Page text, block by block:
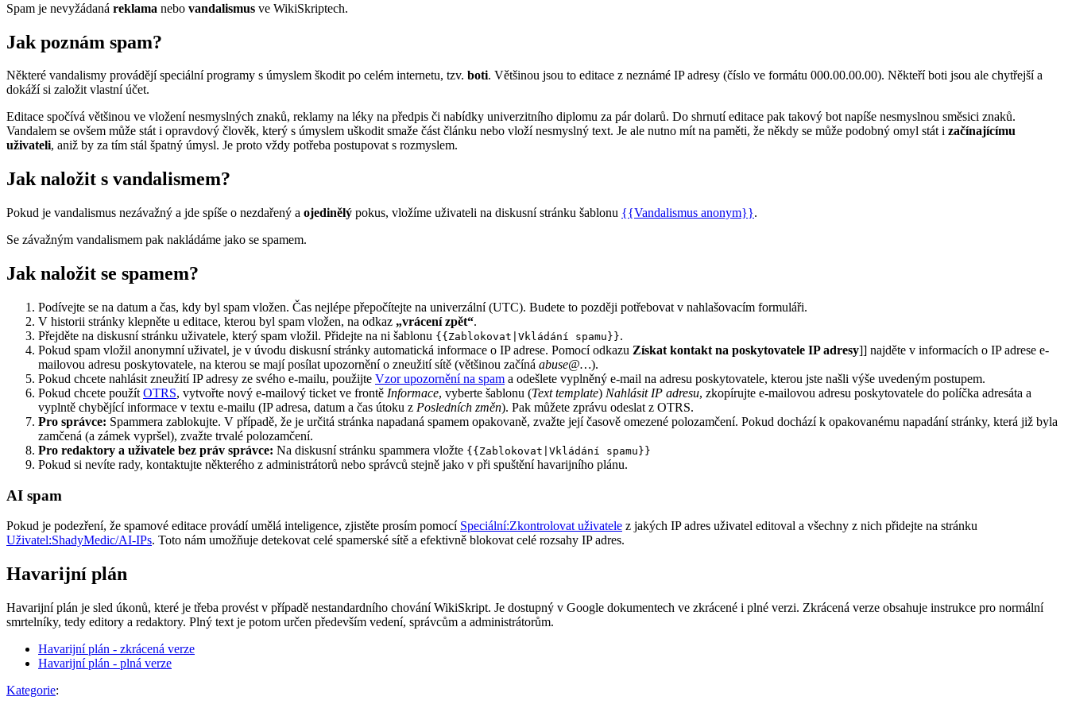
Spam je nevyžádaná reklama nebo vandalismus ve WikiSkriptech.
Jak poznám spam?
Některé vandalismy provádějí speciální programy s úmyslem škodit po celém internetu, tzv. boti. Většinou jsou to editace z neznámé IP adresy (číslo ve formátu 000.00.00.00). Někteří boti jsou ale chytřejší a
dokáží si založit vlastní účet.
Editace spočívá většinou ve vložení nesmyslných znaků, reklamy na léky na předpis či nabídky univerzitního diplomu za pár dolarů. Do shrnutí editace pak takový bot napíše nesmyslnou směsici znaků.
Vandalem se ovšem může stát i opravdový člověk, který s úmyslem uškodit smaže část článku nebo vloží nesmyslný text. Je ale nutno mít na paměti, že někdy se může podobný omyl stát i začínajícímu
uživateli, aniž by za tím stál špatný úmysl. Je proto vždy potřeba postupovat s rozmyslem.
Jak naložit s vandalismem?
Pokud je vandalismus nezávažný a jde spíše o nezdařený a ojedinělý pokus, vložíme uživateli na diskusní stránku šablonu {{Vandalismus anonym}}.
Se závažným vandalismem pak nakládáme jako se spamem.
Jak naložit se spamem?
Podívejte se na datum a čas, kdy byl spam vložen. Čas nejlépe přepočítejte na univerzální (UTC). Budete to později potřebovat v nahlašovacím formuláři.
V historii stránky klepněte u editace, kterou byl spam vložen, na odkaz „vrácení zpět“.
Přejděte na diskusní stránku uživatele, který spam vložil. Přidejte na ni šablonu {{Zablokovat|Vkládání spamu}}.
Pokud spam vložil anonymní uživatel, je v úvodu diskusní stránky automatická informace o IP adrese. Pomocí odkazu Získat kontakt na poskytovatele IP adresy]] najděte v informacích o IP adrese e-
mailovou adresu poskytovatele, na kterou se mají posílat upozornění o zneužití sítě (většinou začíná abuse@…).
Pokud chcete nahlásit zneužití IP adresy ze svého e-mailu, použijte Vzor upozornění na spam a odešlete vyplněný e-mail na adresu poskytovatele, kterou jste našli výše uvedeným postupem.
Pokud chcete použít OTRS, vytvořte nový e-mailový ticket ve frontě Informace, vyberte šablonu (Text template) Nahlásit IP adresu, zkopírujte e-mailovou adresu poskytovatele do políčka adresáta a
vyplntě chybějící informace v textu e-mailu (IP adresa, datum a čas útoku z Posledních změn). Pak můžete zprávu odeslat z OTRS.
Pro správce: Spammera zablokujte. V případě, že je určitá stránka napadaná spamem opakovaně, zvažte její časově omezené polozamčení. Pokud dochází k opakovanému napadání stránky, která již byla
zamčená (a zámek vypršel), zvažte trvalé polozamčení.
Pro redaktory a uživatele bez práv správce: Na diskusní stránku spammera vložte {{Zablokovat|Vkládání spamu}}
Pokud si nevíte rady, kontaktujte některého z administrátorů nebo správců stejně jako v při spuštění havarijního plánu.
AI spam
Pokud je podezření, že spamové editace provádí umělá inteligence, zjistěte prosím pomocí Speciální:Zkontrolovat uživatele z jakých IP adres uživatel editoval a všechny z nich přidejte na stránku
Uživatel:ShadyMedic/AI-IPs. Toto nám umožňuje detekovat celé spamerské sítě a efektivně blokovat celé rozsahy IP adres.
Havarijní plán
Havarijní plán je sled úkonů, které je třeba provést v případě nestandardního chování WikiSkript. Je dostupný v Google dokumentech ve zkrácené i plné verzi. Zkrácená verze obsahuje instrukce pro normální
smrtelníky, tedy editory a redaktory. Plný text je potom určen především vedení, správcům a administrátorům.
Havarijní plán - zkrácená verze
Havarijní plán - plná verze
Kategorie: